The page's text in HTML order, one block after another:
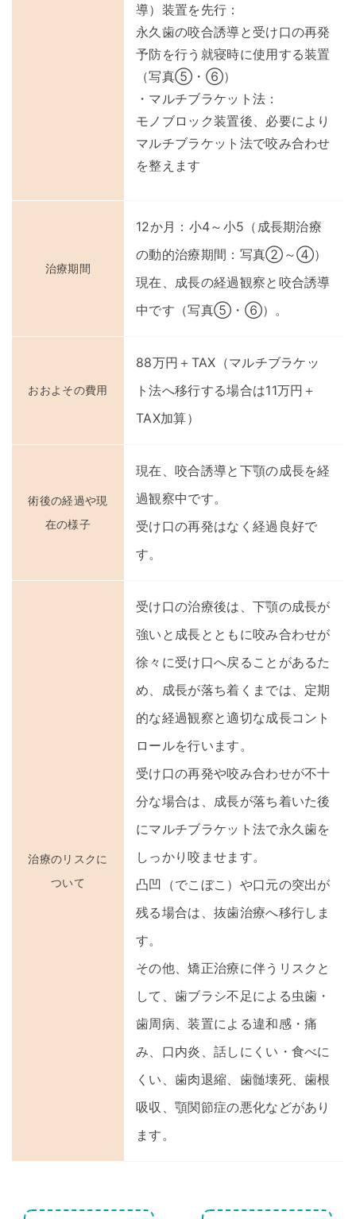
導）装置を先行：
永久歯の咬合誘導と受け口の再発
予防を行う就寝時に使用する装置
（写真⑤・⑥）
・マルチブラケット法：
モノブロック装置後、必要により
マルチブラケット法で咬み合わせ
を整えます
治療期間
12か月：小4～小5（成長期治療
の動的治療期間：写真②～④）
現在、成長の経過観察と咬合誘導
中です（写真⑤・⑥）。
おおよその費用
88万円＋TAX（マルチブラケッ
ト法へ移行する場合は11万円＋
TAX加算）
術後の経過や現
在の様子
現在、咬合誘導と下顎の成長を経
過観察中です。
受け口の再発はなく経過良好で
す。
治療のリスクに
ついて
受け口の治療後は、下顎の成長が
強いと成長とともに咬み合わせが
徐々に受け口へ戻ることがあるた
め、成長が落ち着くまでは、定期
的な経過観察と適切な成長コント
ロールを行います。
受け口の再発や咬み合わせが不十
分な場合は、成長が落ち着いた後
にマルチブラケット法で永久歯を
しっかり咬ませます。
凸凹（でこぼこ）や口元の突出が
残る場合は、抜歯治療へ移行しま
す。
その他、矯正治療に伴うリスクと
して、歯ブラシ不足による虫歯・
歯周病、装置による違和感・痛
み、口内炎、話しにくい・食べに
くい、歯肉退縮、歯髄壊死、歯根
吸収、顎関節症の悪化などがあり
ます。